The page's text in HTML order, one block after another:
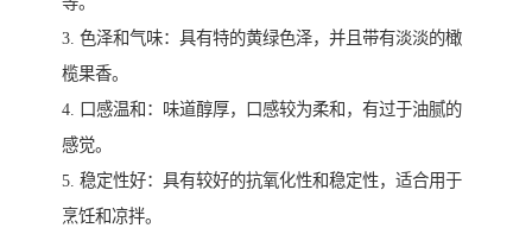
3. 色泽和气味：具有特的黄绿色泽，并且带有淡淡的橄
榄果香。
4. 口感温和：味道醇厚，口感较为柔和，有过于油腻的
感觉。
5. 稳定性好：具有较好的抗氧化性和稳定性，适合用于
烹饪和凉拌。